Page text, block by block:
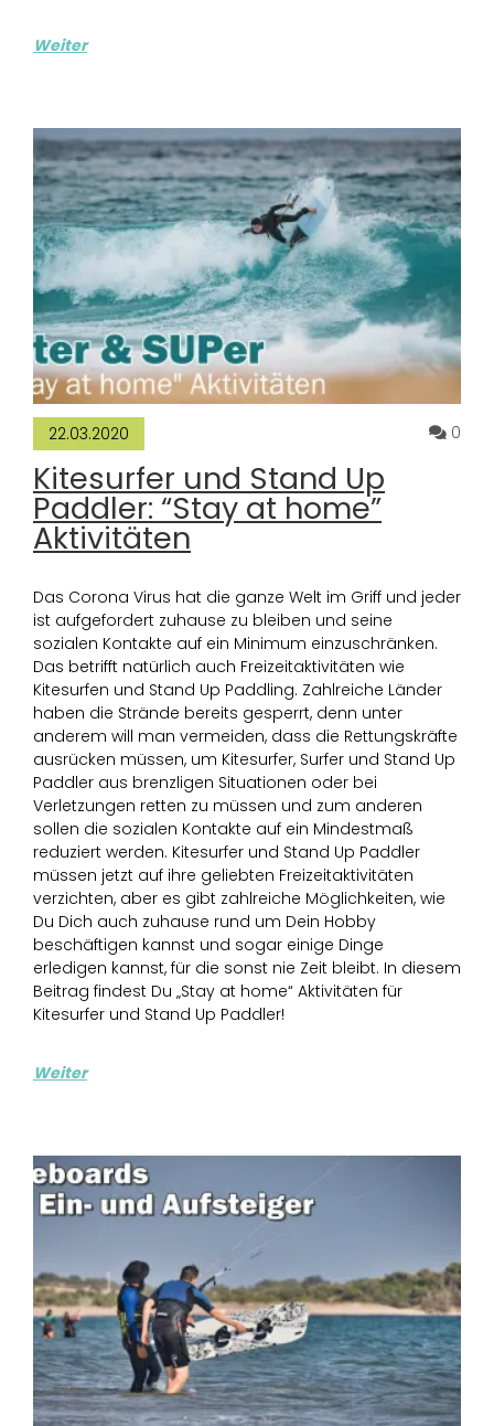
Weiter
22.03.2020 0
Kitesurfer und Stand Up
Paddler: “Stay at home”
Aktivitäten
Das Corona Virus hat die ganze Welt im Griff und jeder
ist aufgefordert zuhause zu bleiben und seine
sozialen Kontakte auf ein Minimum einzuschränken.
Das betrifft natürlich auch Freizeitaktivitäten wie
Kitesurfen und Stand Up Paddling. Zahlreiche Länder
haben die Strände bereits gesperrt, denn unter
anderem will man vermeiden, dass die Rettungskräfte
ausrücken müssen, um Kitesurfer, Surfer und Stand Up
Paddler aus brenzligen Situationen oder bei
Verletzungen retten zu müssen und zum anderen
sollen die sozialen Kontakte auf ein Mindestmaß
reduziert werden. Kitesurfer und Stand Up Paddler
müssen jetzt auf ihre geliebten Freizeitaktivitäten
verzichten, aber es gibt zahlreiche Möglichkeiten, wie
Du Dich auch zuhause rund um Dein Hobby
beschäftigen kannst und sogar einige Dinge
erledigen kannst, für die sonst nie Zeit bleibt. In diesem
Beitrag findest Du „Stay at home“ Aktivitäten für
Kitesurfer und Stand Up Paddler!
Weiter